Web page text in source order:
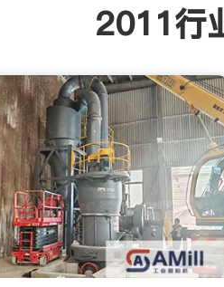
2011行